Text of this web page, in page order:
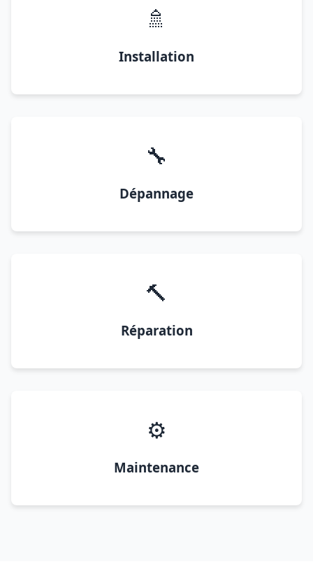
🚿
Installation
🔧
Dépannage
🔨
Réparation
⚙️
Maintenance